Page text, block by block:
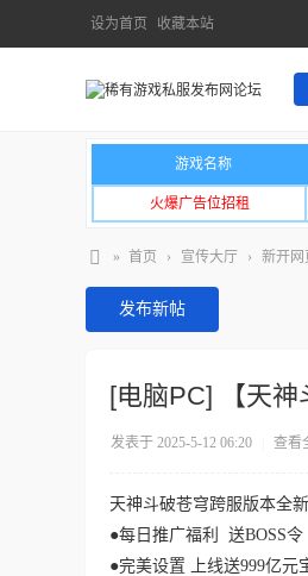
设为首页 收藏本站
游戏名称
火爆广告位招租
» 首页 › 宣传大厅 › 新开网
发布新帖
[电脑PC] 【天
发表于 2025-5-12 06:20 查看
天神斗破苍穹跨服版本全
●每日推广福利 送BOSS令
●完美设置 上线送999亿元